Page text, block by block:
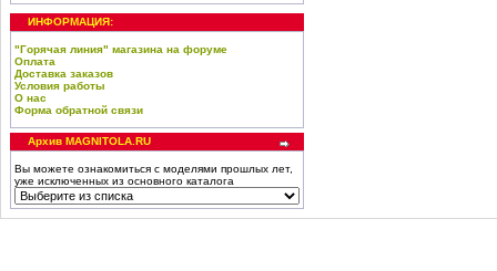
ИНФОРМАЦИЯ:
"Горячая линия" магазина на форуме
Оплата
Доставка заказов
Условия работы
О нас
Форма обратной связи
Архив MAGNITOLA.RU
Вы можете ознакомиться с моделями прошлых лет,
уже исключенных из основного каталога